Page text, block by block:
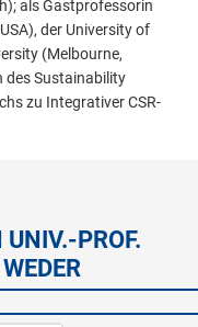
als Gastprofessorin
der University of
(Melbourne,
des Sustainability
zu Integrativer CSR-
PROF.